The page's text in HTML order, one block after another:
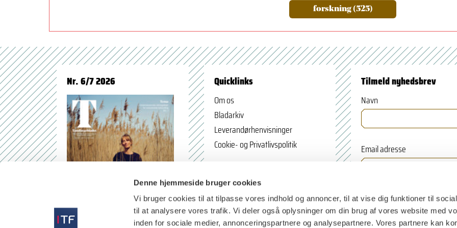
Denne hjemmeside bruger cookies
Vi bruger cookies til at tilpasse vores indhold og annoncer, til at vise dig funktioner til
til at analysere vores trafik. Vi deler også oplysninger om din brug af vores website med
inden for sociale medier, annonceringspartnere og analysepartnere. Vores partnere kan
forskning (525)
Nr. 6/7 2026 Quicklinks
Om os
Bladarkiv
Leverandørhenvisninger
Cookie- og Privatlivspolitik
Tilmeld nyhedsbrev
Navn
Email adresse